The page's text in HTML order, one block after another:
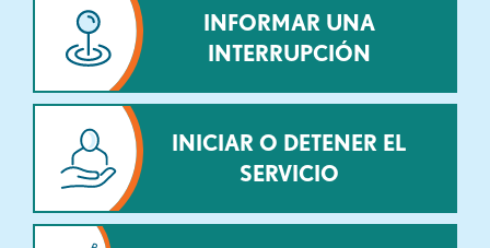
INFORMAR UNA
INTERRUPCIÓN
INICIAR O DETENER EL
SERVICIO